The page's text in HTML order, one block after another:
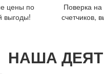
цены по
выгоды!
Поверка
счетчиков,
НАША